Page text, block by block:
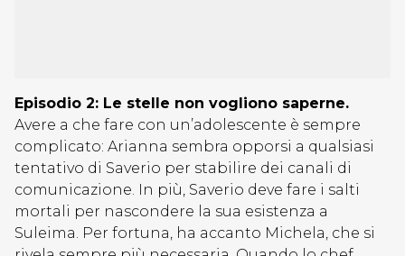
Episodio 2: Le stelle non vogliono saperne.
Avere a che fare con un’adolescente è sempre
complicato: Arianna sembra opporsi a qualsiasi
tentativo di Saverio per stabilire dei canali di
comunicazione. In più, Saverio deve fare i salti
mortali per nascondere la sua esistenza a
Suleima. Per fortuna, ha accanto Michela, che si